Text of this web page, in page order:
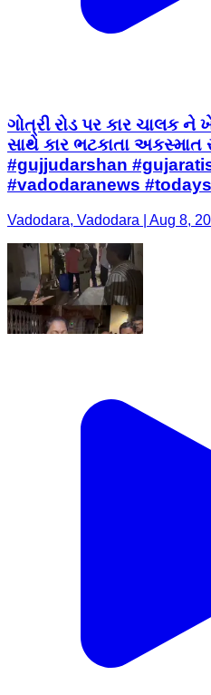
ગોત્રી રોડ પર કાર ચાલક
સાથે કાર ભટકાતા અકસ્માત
#gujjudarshan
#vadodaranews
Vadodara, Vadodara | Aug 8,